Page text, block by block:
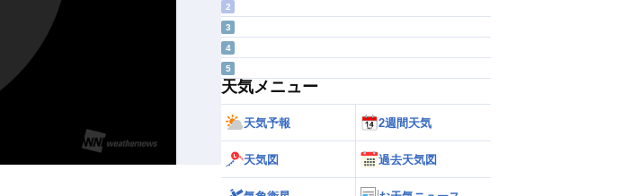
2
3
4
5
天気メニュー
天気予報 2週間天気
天気図 過去天気図